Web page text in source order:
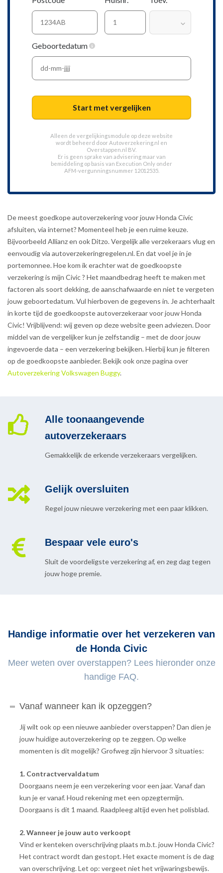
Geboortedatum
Start met vergelijken
Alleen de vergelijkingsmodule op deze website
wordt beheerd door Autoverzekering.nl en
Overstappen.nl BV.
Er is geen sprake van advisering maar van
bemiddeling op basis van Execution Only onder
AFM-vergunningsnummer 12012535.
De meest goedkope autoverzekering voor jouw Honda Civic
afsluiten, via internet? Momenteel heb je een ruime keuze.
Bijvoorbeeld Allianz en ook Ditzo. Vergelijk alle verzekeraars vlug en
eenvoudig via autoverzekeringregelen.nl. En dat voel je in je
portemonnee. Hoe kom ik erachter wat de goedkoopste
verzekering is mijn Civic ? Het maandbedrag heeft te maken met
factoren als soort dekking, de aanschafwaarde en niet te vergeten
jouw geboortedatum. Vul hierboven de gegevens in. Je achterhaalt
in korte tijd de goedkoopste autoverzekeraar voor jouw Honda
Civic! Vrijblijvend: wij geven op deze website geen adviezen. Door
middel van de vergelijker kun je zelfstandig – met de door jouw
ingevoerde data – een verzekering bekijken. Hierbij kun je filteren
op de goedkoopste aanbieder. Bekijk ook onze pagina over
Autoverzekering Volkswagen Buggy.
Alle toonaangevende
autoverzekeraars
Gemakkelijk de erkende verzekeraars vergelijken.
Gelijk oversluiten
Regel jouw nieuwe verzekering met een paar klikken.
Bespaar vele euro's
Sluit de voordeligste verzekering af, en zeg dag tegen
jouw hoge premie.
Handige informatie over het verzekeren van
de Honda Civic
Meer weten over overstappen? Lees hieronder onze
handige FAQ.
Vanaf wanneer kan ik opzeggen?
Jij wilt ook op een nieuwe aanbieder overstappen? Dan dien je
jouw huidige autoverzekering op te zeggen. Op welke
momenten is dit mogelijk? Grofweg zijn hiervoor 3 situaties:
1. Contractvervaldatum
Doorgaans neem je een verzekering voor een jaar. Vanaf dan
kun je er vanaf. Houd rekening met een opzegtermijn.
Doorgaans is dit 1 maand. Raadpleeg altijd even het polisblad.
2. Wanneer je jouw auto verkoopt
Vind er kenteken overschrijving plaats m.b.t. jouw Honda Civic?
Het contract wordt dan gestopt. Het exacte moment is de dag
van overschrijving. Let op: vergeet niet het vrijwaringsbewijs.